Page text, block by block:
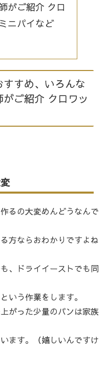
がご紹介 クロ
ニパイなど
すめ、いろんな
ご紹介 クロワッ
るの大変めんどうなんで
方ならおわかりですよね
、ドライイーストでも同
いう作業をします。
がった少量のパンは家族
ます。（嬉しいんですけ